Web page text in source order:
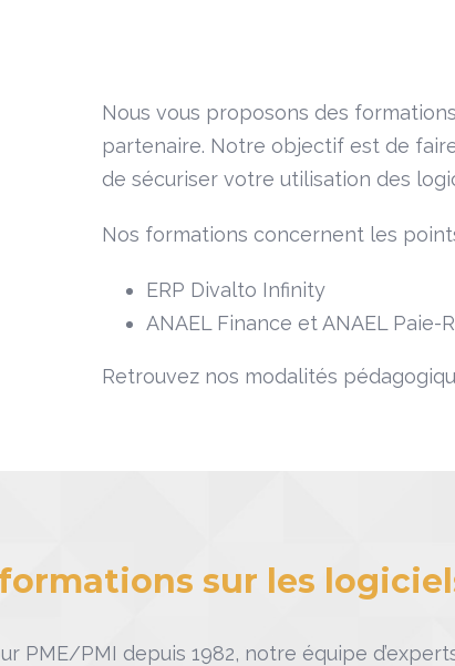
Nous vous proposons des
partenaire. Notre objectif est de
de sécuriser votre utilisation des
Nos formations concernent les
ERP Divalto Infinity
ANAEL Finance et ANAEL Paie-
Retrouvez nos modalités
sur les
PME/PMI depuis 1982, notre équipe